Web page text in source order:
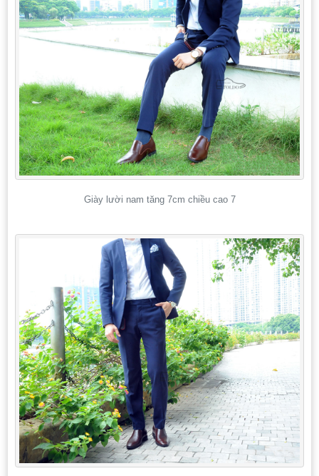
Giày lười nam tăng 7cm chiều cao 7